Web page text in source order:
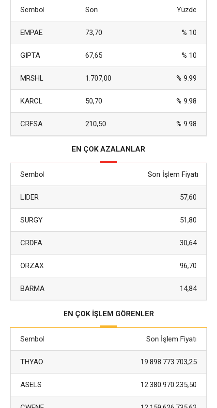
Sembol Son Yüzde
EMPAE 73,70 % 10
GIPTA 67,65 % 10
MRSHL 1.707,00 % 9.99
KARCL 50,70 % 9.98
CRFSA 210,50 % 9.98
EN ÇOK AZALANLAR
Sembol Son İşlem Fiyatı
LIDER 57,60
SURGY 51,80
CRDFA 30,64
ORZAX 96,70
BARMA 14,84
EN ÇOK İŞLEM GÖRENLER
Sembol Son İşlem Fiyatı
THYAO 19.898.773.703,25
ASELS 12.380.970.235,50